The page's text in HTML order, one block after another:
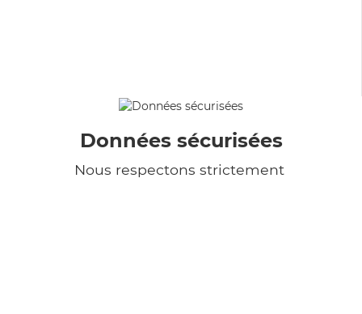
Données sécurisées
Nous respectons strictement